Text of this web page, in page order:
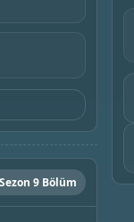
9 Bölüm